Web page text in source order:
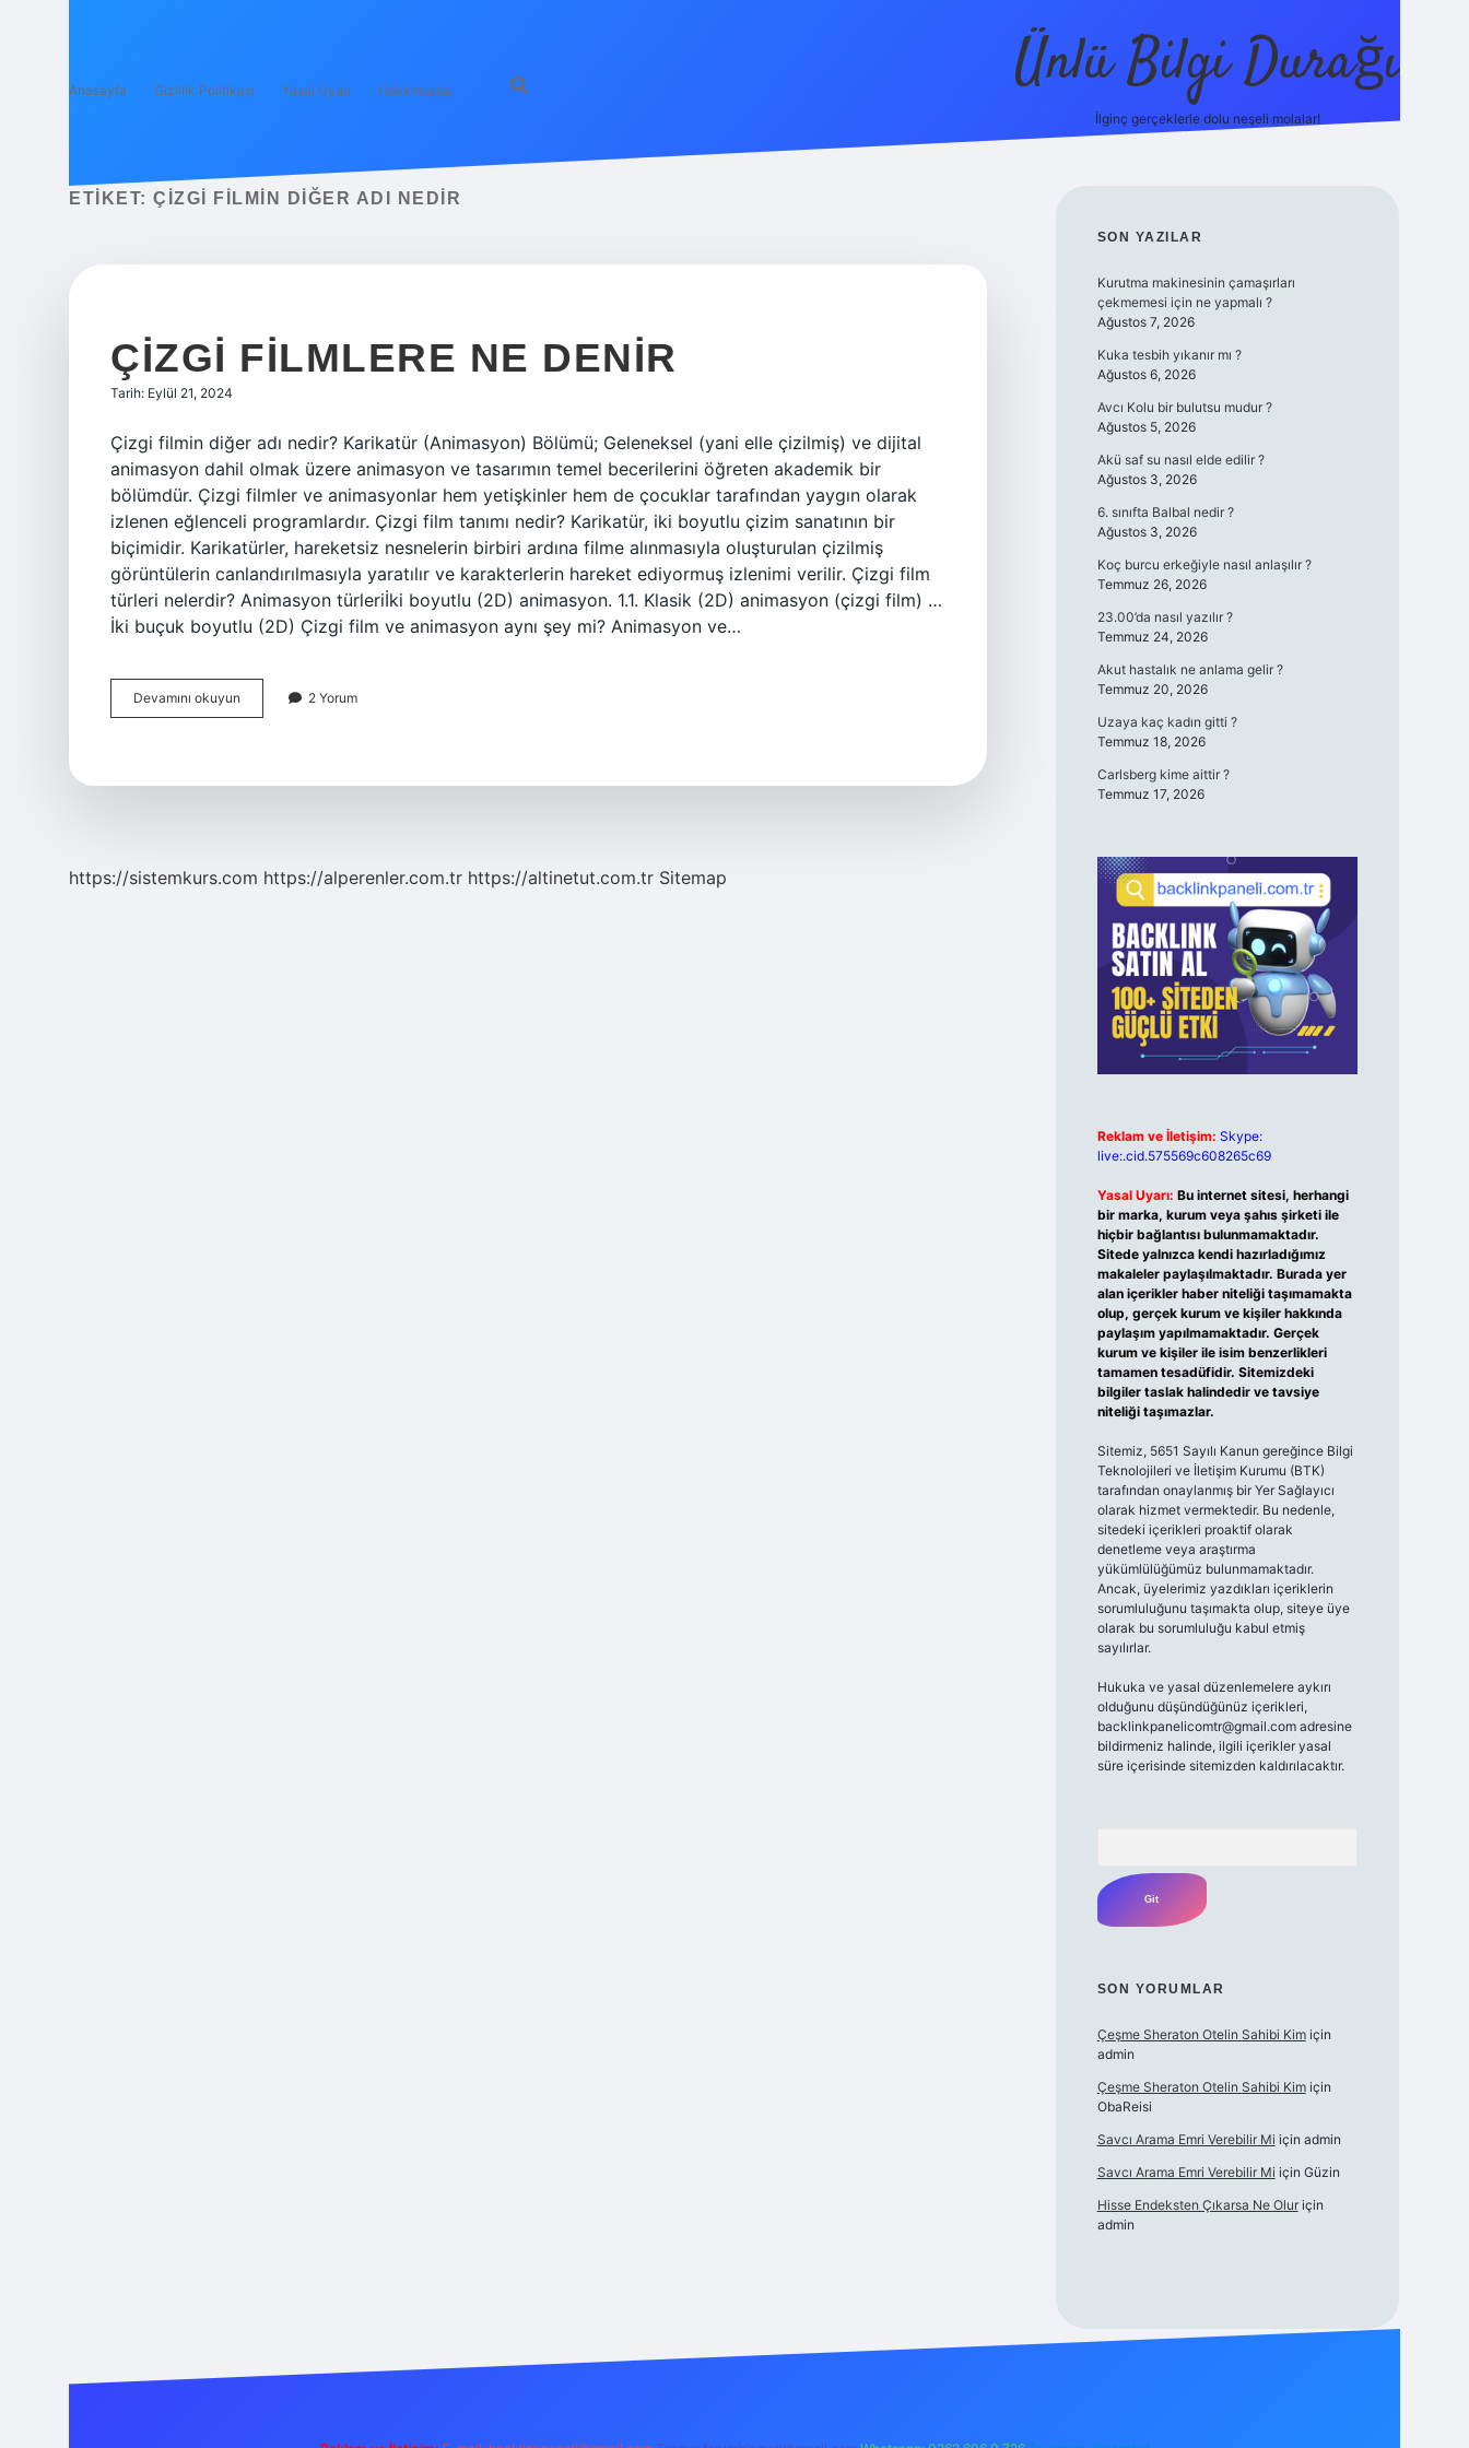
Anasayfa Gizlilik Politikası Yasal Uyarı Hakkımızda Ünlü Bilgi Durağı
İlginç gerçeklerle dolu neşeli molalar!
ETIKET: ÇIZGI FILMIN DIĞER ADI NEDIR
ÇIZGI FILMLERE NE DENIR
Tarih: Eylül 21, 2024
Çizgi filmin diğer adı nedir? Karikatür (Animasyon) Bölümü; Geleneksel (yani elle çizilmiş) ve dijital
animasyon dahil olmak üzere animasyon ve tasarımın temel becerilerini öğreten akademik bir
bölümdür. Çizgi filmler ve animasyonlar hem yetişkinler hem de çocuklar tarafından yaygın olarak
izlenen eğlenceli programlardır. Çizgi film tanımı nedir? Karikatür, iki boyutlu çizim sanatının bir
biçimidir. Karikatürler, hareketsiz nesnelerin birbiri ardına filme alınmasıyla oluşturulan çizilmiş
görüntülerin canlandırılmasıyla yaratılır ve karakterlerin hareket ediyormuş izlenimi verilir. Çizgi film
türleri nelerdir? Animasyon türleriİki boyutlu (2D) animasyon. 1.1. Klasik (2D) animasyon (çizgi film) …
İki buçuk boyutlu (2D) Çizgi film ve animasyon aynı şey mi? Animasyon ve…
Devamını okuyun
Filmlere
2 Yorum
https://sistemkurs.com https://alperenler.com.tr https://altinetut.com.tr Sitemap
SIDEBAR
SON YAZILAR
Kurutma makinesinin çamaşırları
çekmemesi için ne yapmalı ?
Ağustos 7, 2026
Kuka tesbih yıkanır mı ?
Ağustos 6, 2026
Avcı Kolu bir bulutsu mudur ?
Ağustos 5, 2026
Akü saf su nasıl elde edilir ?
Ağustos 3, 2026
6. sınıfta Balbal nedir ?
Ağustos 3, 2026
Koç burcu erkeğiyle nasıl anlaşılır ?
Temmuz 26, 2026
23.00’da nasıl yazılır ?
Temmuz 24, 2026
Akut hastalık ne anlama gelir ?
Temmuz 20, 2026
Uzaya kaç kadın gitti ?
Temmuz 18, 2026
Carlsberg kime aittir ?
Temmuz 17, 2026
Reklam ve İletişim: Skype:
live:.cid.575569c608265c69
Yasal Uyarı: Bu internet sitesi, herhangi
bir marka, kurum veya şahıs şirketi ile
hiçbir bağlantısı bulunmamaktadır.
Sitede yalnızca kendi hazırladığımız
makaleler paylaşılmaktadır. Burada yer
alan içerikler haber niteliği taşımamakta
olup, gerçek kurum ve kişiler hakkında
paylaşım yapılmamaktadır. Gerçek
kurum ve kişiler ile isim benzerlikleri
tamamen tesadüfidir. Sitemizdeki
bilgiler taslak halindedir ve tavsiye
niteliği taşımazlar.
Sitemiz, 5651 Sayılı Kanun gereğince Bilgi
Teknolojileri ve İletişim Kurumu (BTK)
tarafından onaylanmış bir Yer Sağlayıcı
olarak hizmet vermektedir. Bu nedenle,
sitedeki içerikleri proaktif olarak
denetleme veya araştırma
yükümlülüğümüz bulunmamaktadır.
Ancak, üyelerimiz yazdıkları içeriklerin
sorumluluğunu taşımakta olup, siteye üye
olarak bu sorumluluğu kabul etmiş
sayılırlar.
Hukuka ve yasal düzenlemelere aykırı
olduğunu düşündüğünüz içerikleri,
backlinkpanelicomtr@gmail.comadresine
bildirmeniz halinde, ilgili içerikler yasal
süre içerisinde sitemizden kaldırılacaktır.
SON YORUMLAR
Çeşme Sheraton Otelin Sahibi Kimiçin
admin
Çeşme Sheraton Otelin Sahibi Kimiçin
ObaReisi
Savcı Arama Emri Verebilir Mi için admin
Savcı Arama Emri Verebilir Mi için Güzin
Hisse Endeksten Çıkarsa Ne Oluriçin
admin